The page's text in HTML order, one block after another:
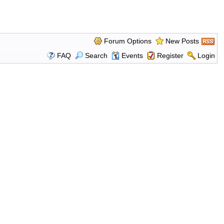
Forum Options
New Posts
FAQ
Search Events Register Login